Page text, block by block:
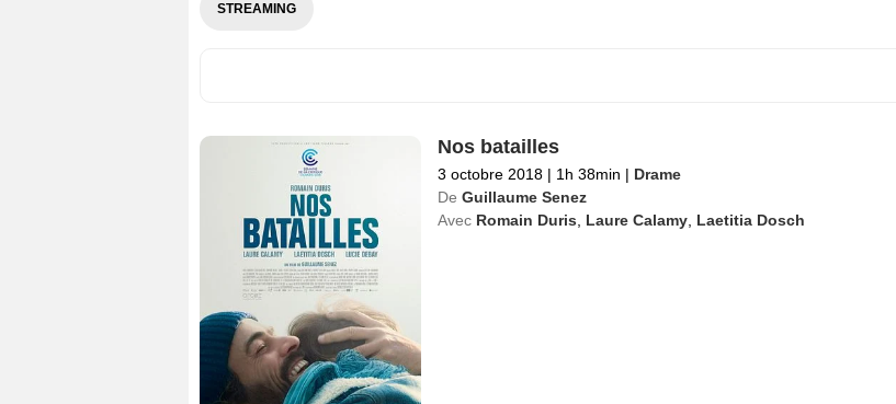
STREAMING
Nos batailles
3 octobre 2018 | 1h 38min | Drame
De Guillaume Senez
Avec Romain Duris Laure Calamy, Laetitia Dosch